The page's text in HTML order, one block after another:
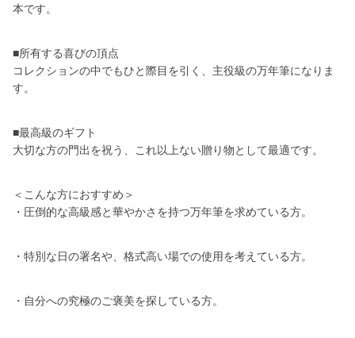
本です。
■所有する喜びの頂点
コレクションの中でもひと際目を引く、主役級の万年筆になりま
す。
■最高級のギフト
大切な方の門出を祝う、これ以上ない贈り物として最適です。
＜こんな方におすすめ＞
・圧倒的な高級感と華やかさを持つ万年筆を求めている方。
・特別な日の署名や、格式高い場での使用を考えている方。
・自分への究極のご褒美を探している方。